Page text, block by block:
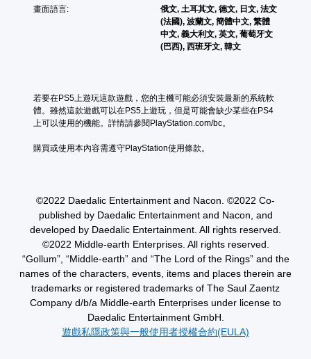
畫面語言:
俄文, 土耳其文, 德文, 日文, 法文
(法國), 波蘭文, 簡體中文, 繁體
中文, 義大利文, 英文, 葡萄牙文
(巴西), 西班牙文, 韓文
若要在PS5上遊玩這款遊戲，您的主機可能必須安裝最新的系統軟
體。雖然這款遊戲可以在PS5上遊玩，但是可能會缺少某些在PS4
上可以使用的機能。詳情請參閱PlayStation.com/bc。
購買或使用本內容需遵守PlayStation使用條款。
©2022 Daedalic Entertainment and Nacon. ©2022 Co-
published by Daedalic Entertainment and Nacon, and
developed by Daedalic Entertainment. All rights reserved.
©2022 Middle-earth Enterprises. All rights reserved.
“Gollum”, “Middle-earth” and “The Lord of the Rings” and the
names of the characters, events, items and places therein are
trademarks or registered trademarks of The Saul Zaentz
Company d/b/a Middle-earth Enterprises under license to
Daedalic Entertainment GmbH.
遊戲私隱政策與一般使用者授權合約(EULA)